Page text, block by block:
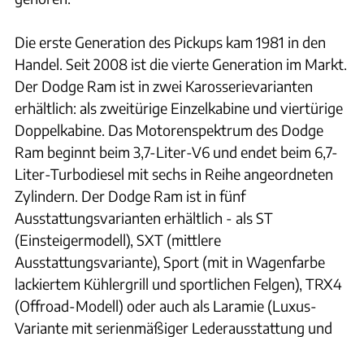
Die erste Generation des Pickups kam 1981 in den
Handel. Seit 2008 ist die vierte Generation im Markt.
Der Dodge Ram ist in zwei Karosserievarianten
erhältlich: als zweitürige Einzelkabine und viertürige
Doppelkabine. Das Motorenspektrum des Dodge
Ram beginnt beim 3,7-Liter-V6 und endet beim 6,7-
Liter-Turbodiesel mit sechs in Reihe angeordneten
Zylindern. Der Dodge Ram ist in fünf
Ausstattungsvarianten erhältlich - als ST
(Einsteigermodell), SXT (mittlere
Ausstattungsvariante), Sport (mit in Wagenfarbe
lackiertem Kühlergrill und sportlichen Felgen), TRX4
(Offroad-Modell) oder auch als Laramie (Luxus-
Variante mit serienmäßiger Lederausstattung und